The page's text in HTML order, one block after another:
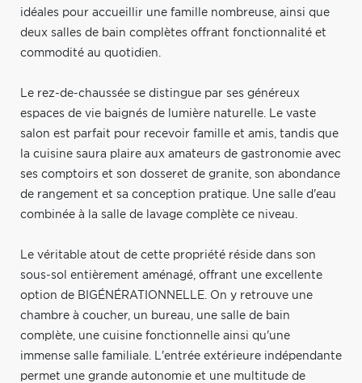
idéales pour accueillir une famille nombreuse, ainsi que
deux salles de bain complètes offrant fonctionnalité et
commodité au quotidien.
Le rez-de-chaussée se distingue par ses généreux
espaces de vie baignés de lumière naturelle. Le vaste
salon est parfait pour recevoir famille et amis, tandis que
la cuisine saura plaire aux amateurs de gastronomie avec
ses comptoirs et son dosseret de granite, son abondance
de rangement et sa conception pratique. Une salle d'eau
combinée à la salle de lavage complète ce niveau.
Le véritable atout de cette propriété réside dans son
sous-sol entièrement aménagé, offrant une excellente
option de BIGÉNÉRATIONNELLE. On y retrouve une
chambre à coucher, un bureau, une salle de bain
complète, une cuisine fonctionnelle ainsi qu'une
immense salle familiale. L'entrée extérieure indépendante
permet une grande autonomie et une multitude de